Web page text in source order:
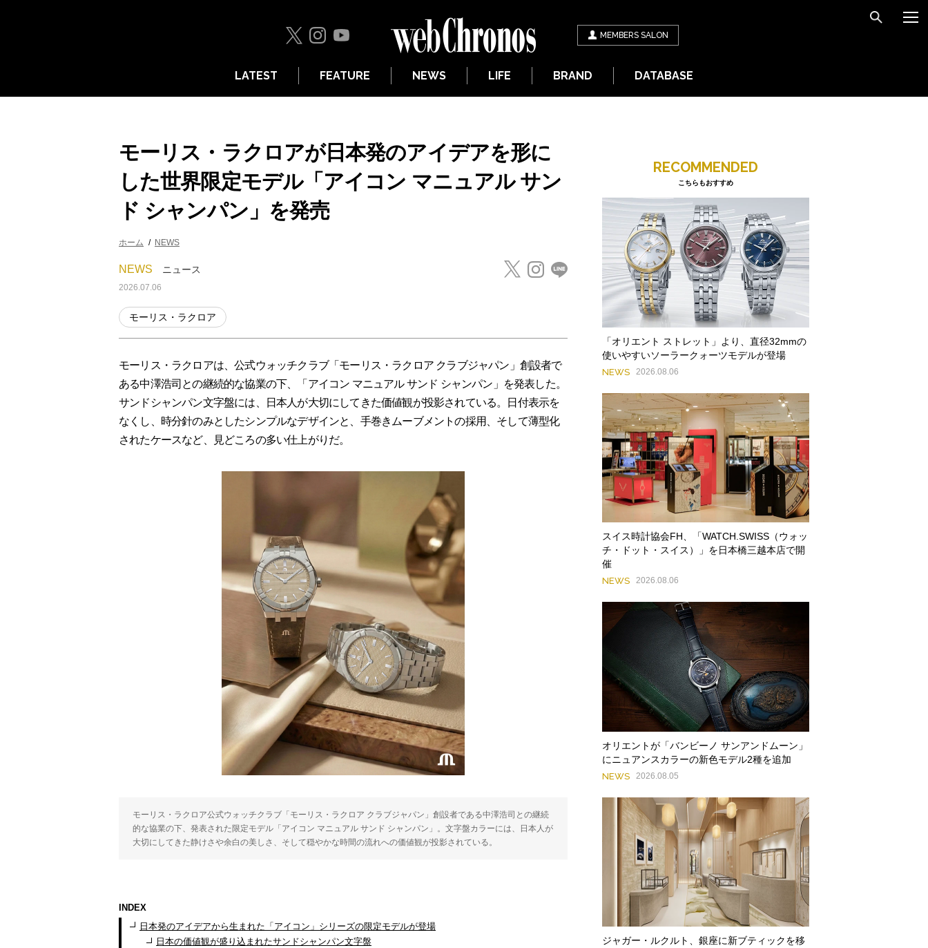
MEMBERS SALON
LATEST FEATURE NEWS LIFE BRAND DATABASE
モーリス・ラクロアが日本発のアイデアを形に
した世界限定モデル「アイコン マニュアル サン
ド シャンパン」を発売
ホーム NEWS
NEWS ニュース
2026.07.06
モーリス・ラクロア
モーリス・ラクロアは、公式ウォッチクラブ「モーリス・ラクロア クラブジャパン」創設者で
ある中澤浩司との継続的な協業の下、「アイコン マニュアル サンド シャンパン」を発表した。
サンドシャンパン文字盤には、日本人が大切にしてきた価値観が投影されている。日付表示を
なくし、時分針のみとしたシンプルなデザインと、手巻きムーブメントの採用、そして薄型化
されたケースなど、見どころの多い仕上がりだ。
モーリス・ラクロア公式ウォッチクラブ「モーリス・ラクロア クラブジャパン」創設者である中澤浩司との継続
的な協業の下、発表された限定モデル「アイコン マニュアル サンド シャンパン」。文字盤カラーには、日本人が
大切にしてきた静けさや余白の美しさ、そして穏やかな時間の流れへの価値観が投影されている。
INDEX
日本発のアイデアから生まれた「アイコン」シリーズの限定モデルが登場
日本の価値観が盛り込まれたサンドシャンパン文字盤
RECOMMENDED
こちらもおすすめ
「オリエント ストレット」より、直径32mmの
使いやすいソーラークォーツモデルが登場
NEWS 2026.08.06
スイス時計協会FH、「WATCH.SWISS（ウォッ
チ・ドット・スイス）」を日本橋三越本店で開
催
NEWS 2026.08.06
オリエントが「バンビーノ サンアンドムーン」
にニュアンスカラーの新色モデル2種を追加
NEWS 2026.08.05
ジャガー・ルクルト、銀座に新ブティックを移